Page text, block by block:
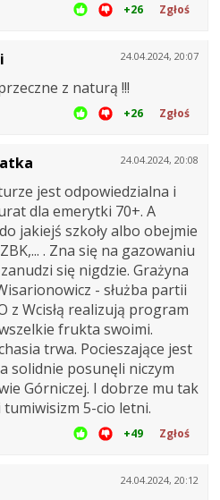
+26 Zgłoś
24.04.2024, 20:07
z naturą !!!
+26 Zgłoś
24.04.2024, 20:08
jest odpowiedzialna i
dla emerytki 70+. A
jakiejś szkoły albo obejmie
. Zna się na gazowaniu
się nigdzie. Grażyna
- służba partii
z Wcisłą realizują program
frukta swoimi.
trwa. Pocieszające jest
solidnie posunęli niczym
Górniczej. I dobrze mu tak
5-cio letni.
+49 Zgłoś
24.04.2024, 20:12